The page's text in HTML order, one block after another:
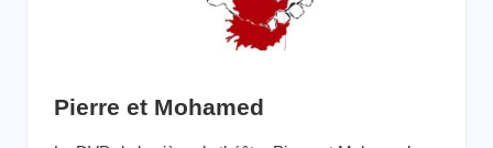
Pierre et Mohamed